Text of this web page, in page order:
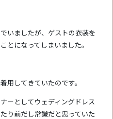
いましたが、ゲストの衣装を
とになってしまいました。
用してきていたのです。
ーとしてウェディングドレス
り前だし常識だと思っていた